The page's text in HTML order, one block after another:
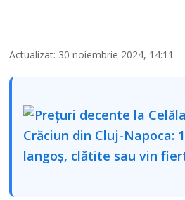
Actualizat: 30 noiembrie 2024, 14:11